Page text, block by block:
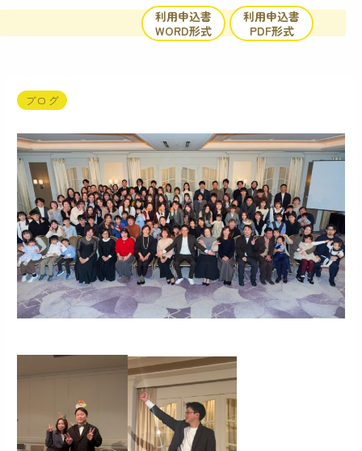
内
利用申込書
WORD形式
利用申込書
PDF形式
ブログ